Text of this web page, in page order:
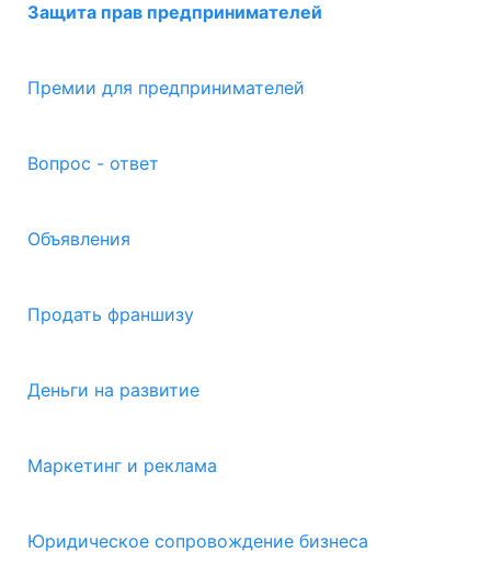
Защита прав предпринимателей
Премии для предпринимателей
Вопрос - ответ
Объявления
Продать франшизу
Деньги на развитие
Маркетинг и реклама
Юридическое сопровождение бизнеса